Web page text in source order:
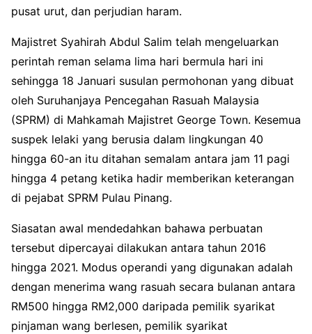
pusat urut, dan perjudian haram.
Majistret Syahirah Abdul Salim telah mengeluarkan
perintah reman selama lima hari bermula hari ini
sehingga 18 Januari susulan permohonan yang dibuat
oleh Suruhanjaya Pencegahan Rasuah Malaysia
(SPRM) di Mahkamah Majistret George Town. Kesemua
suspek lelaki yang berusia dalam lingkungan 40
hingga 60-an itu ditahan semalam antara jam 11 pagi
hingga 4 petang ketika hadir memberikan keterangan
di pejabat SPRM Pulau Pinang.
Siasatan awal mendedahkan bahawa perbuatan
tersebut dipercayai dilakukan antara tahun 2016
hingga 2021. Modus operandi yang digunakan adalah
dengan menerima wang rasuah secara bulanan antara
RM500 hingga RM2,000 daripada pemilik syarikat
pinjaman wang berlesen, pemilik syarikat